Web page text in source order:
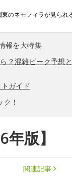
東のネモフィラが見られ
報を大特集
？混雑ピーク予想
ガイド
！
版】
関連記事